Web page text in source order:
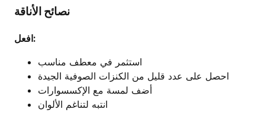
نصائح الأناقة
افعل:
استثمر في معطف مناسب
احصل على عدد قليل من الكنزات الصوفية الجيدة
أضف لمسة مع الإكسسوارات
انتبه لتناغم الألوان